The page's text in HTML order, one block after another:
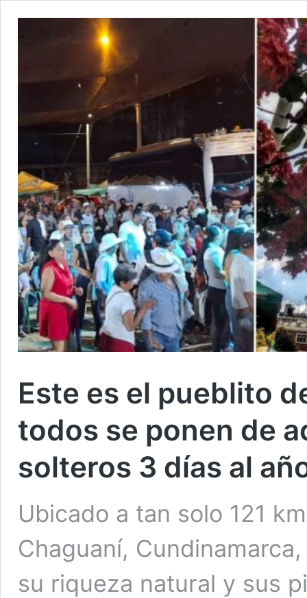
Este es el pueblito
todos se ponen de
solteros 3 días al
Ubicado a tan solo 121
Chaguaní,
su riqueza natural y sus